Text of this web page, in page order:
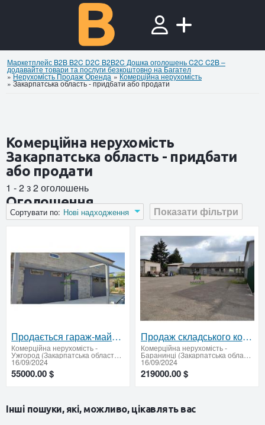
Маркетплейс B2B B2C D2C B2B2C Дошка оголошень C2C C2B –
додавайте товари та послуги безкоштовно на Багател
»Нерухомiсть Продаж Оренда »Комерційна нерухомість
» Закарпатська область - придбати або продати
Комерційна нерухомість
Закарпатська область - придбати
або продати
1 - 2 з 2 оголошень
Показати фільтри
Сортувати по: Нові надходження
Оголошення
Продається гараж-майстерня вул. Собранецька
Комерційна нерухомість-
Ужгород (Закарпатська область - придбати або продати)
16/09/2024
55000.00 $
Продаж складського комплексу Ужгородський район
Комерційна нерухомість-
Баранинці (Закарпатська область - придбати або продати)
16/09/2024
219000.00 $
Інші пошуки, які, можливо, цікавлять вас